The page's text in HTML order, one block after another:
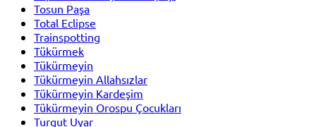
Tosun Paşa
Total Eclipse
Trainspotting
Tükürmek
Tükürmeyin
Tükürmeyin Allahsızlar
Tükürmeyin Kardeşim
Tükürmeyin Orospu Çocukları
Turgut Uyar